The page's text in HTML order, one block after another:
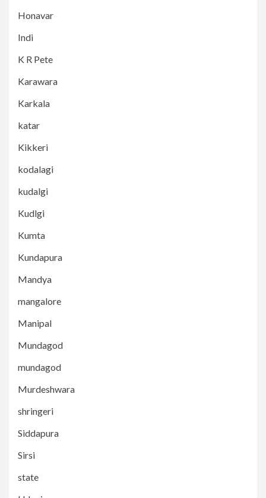
Honavar
Indi
K R Pete
Karawara
Karkala
katar
Kikkeri
kodalagi
kudalgi
Kudlgi
Kumta
Kundapura
Mandya
mangalore
Manipal
Mundagod
mundagod
Murdeshwara
shringeri
Siddapura
Sirsi
state